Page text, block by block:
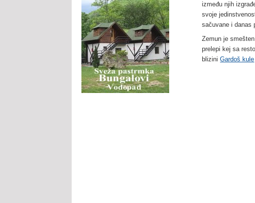
između njih
svoje
sačuvane i danas
Zemun je
prelepi kej sa
bliziniGardoš kule